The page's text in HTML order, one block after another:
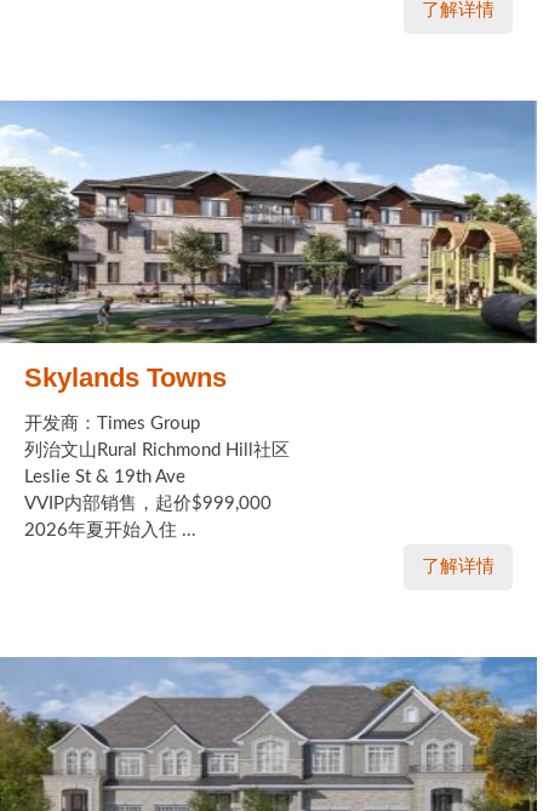
了解详情
Skylands Towns
开发商：Times Group
列治文山Rural Richmond Hill社区
Leslie St & 19th Ave
VVIP内部销售，起价$999,000
2026年夏开始入住 ...
了解详情